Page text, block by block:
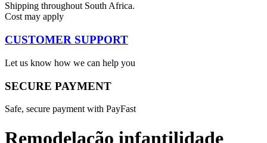
Shipping throughout South Africa.
Cost may apply
CUSTOMER SUPPORT
Let us know how we can help you
SECURE PAYMENT
Safe, secure payment with PayFast
Remodelação infantilidade